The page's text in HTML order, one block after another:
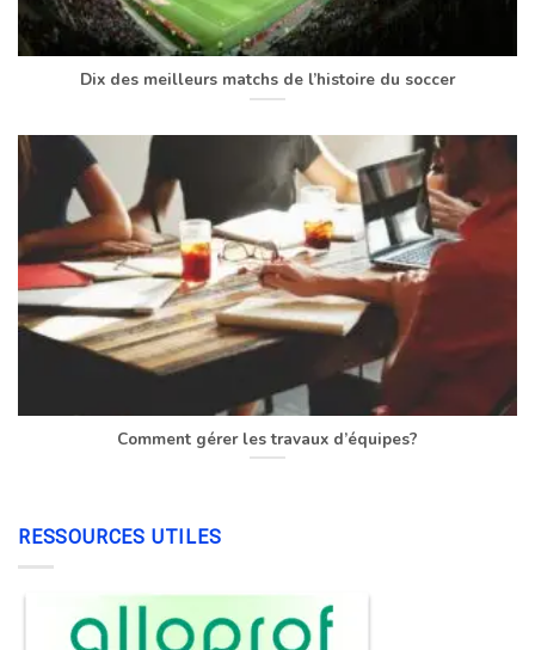
Dix des meilleurs matchs de l’histoire du soccer
Comment gérer les travaux d’équipes?
RESSOURCES UTILES